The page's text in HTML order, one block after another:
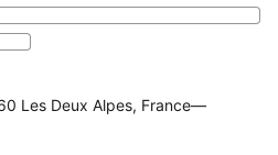
Les Deux Alpes, France—